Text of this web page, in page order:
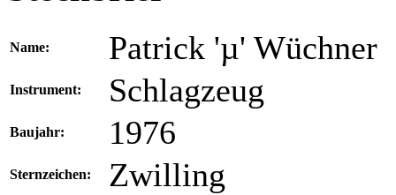
Name: Patrick 'µ' Wüchner
Instrument: Schlagzeug
Baujahr: 1976
Sternzeichen: Zwilling